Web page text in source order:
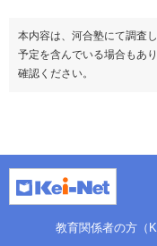
本内容は、河合塾にて調査
予定を含んでいる場合もあ
確認ください。
教育関係者の方（